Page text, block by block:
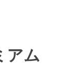
アム